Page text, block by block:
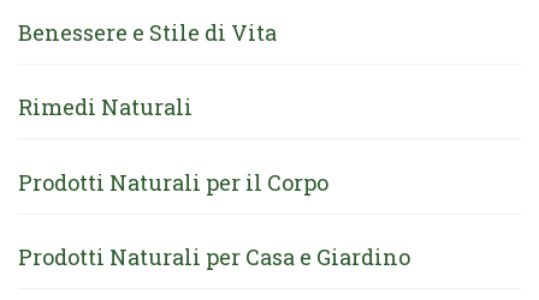
Benessere e Stile di Vita
Rimedi Naturali
Prodotti Naturali per il Corpo
Prodotti Naturali per Casa e Giardino